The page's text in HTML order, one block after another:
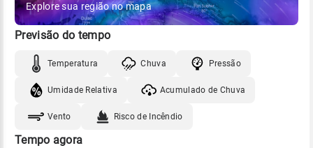
Explore sua região no mapa
Previsão do tempo
Temperatura Chuva Pressão
Umidade Relativa Acumulado de Chuva
Vento Risco de Incêndio
Tempo agora